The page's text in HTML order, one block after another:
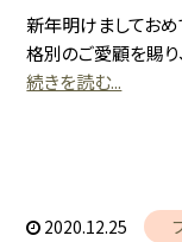
新年明けましておめ
格別のご愛顧を賜り、
続きを読む...
2020.12.25